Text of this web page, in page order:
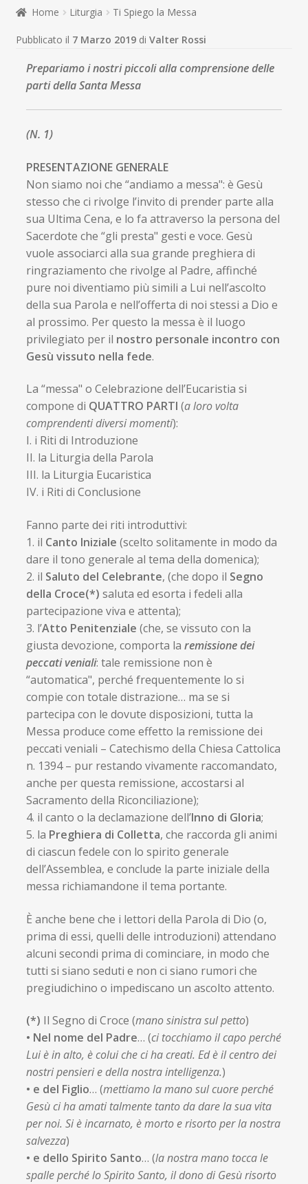
child
il
Home Liturgia Ti Spiego la Messa
Pubblicato il 7 Marzo 2019 di Valter Rossi
Prepariamo i nostri piccolialla comprensione delle
parti della Santa Messa
(N. 1)
PRESENTAZIONE GENERALE
Non siamo noi che “andiamo a messa": è Gesù
stesso che ci rivolge l’invito di prender parte alla
sua Ultima Cena, e lo fa attraverso la persona del
Sacerdote che “gli presta" gesti e voce. Gesù
vuole associarci alla sua grande preghiera di
ringraziamento che rivolge al Padre, affinché
pure noi diventiamo più simili a Lui nell’ascolto
della sua Parola e nell’offerta di noi stessi a Dio e
al prossimo. Per questo la messa è il luogo
privilegiato per il nostro personale incontro con
Gesù vissuto nella fede.
La “messa" o Celebrazione dell’Eucaristia si
compone di QUATTRO PARTI (a loro volta
comprendenti diversi momenti):
I. i Riti di Introduzione
II. la Liturgia della Parola
III. la Liturgia Eucaristica
IV. i Riti di Conclusione
Fanno parte dei riti introduttivi:
1. il Canto Iniziale (scelto solitamente in modo da
dare il tono generale al tema della domenica);
2. il Saluto del Celebrante, (che dopo il Segno
della Croce(*) saluta ed esorta i fedeli alla
partecipazione viva e attenta);
3. l’Atto Penitenziale (che, se vissuto con la
giusta devozione, comporta la remissione dei
peccati veniali: tale remissione non è
“automatica", perché frequentemente lo si
compie con totale distrazione… ma se si
partecipa con le dovute disposizioni, tutta la
Messa produce come effetto la remissione dei
peccati veniali – Catechismo della Chiesa Cattolica
n. 1394 – pur restando vivamente raccomandato,
anche per questa remissione, accostarsi al
Sacramento della Riconciliazione);
4. il canto o la declamazione dell’Inno di Gloria;
5. la Preghiera di Colletta, che raccorda gli animi
di ciascun fedele con lo spirito generale
dell’Assemblea, e conclude la parte iniziale della
messa richiamandone il tema portante.
È anche bene che i lettori della Parola di Dio (o,
prima di essi, quelli delle introduzioni) attendano
alcuni secondi prima di cominciare, in modo che
tutti si siano seduti e non ci siano rumori che
pregiudichino o impediscano un ascolto attento.
(*) Il Segno di Croce (mano sinistra sul petto)
• Nel nome del Padre… (ci tocchiamo il capo perché
Lui è in alto, è colui che ci ha creati. Ed è il centro dei
nostri pensieri e della nostra intelligenza.)
• e del Figlio… (mettiamo la mano sul cuore perché
Gesù ci ha amati talmente tanto da dare la sua vita
per noi. Si è incarnato, è morto e risorto per la nostra
salvezza)
• e dello Spirito Santo… (la nostra mano tocca le
spalle perché lo Spirito Santo, il dono di Gesù risorto